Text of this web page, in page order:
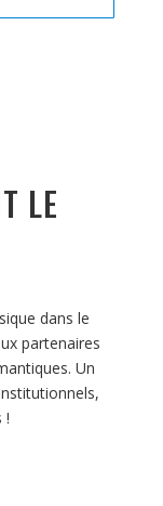
LE
dans le
partenaires
Un
!